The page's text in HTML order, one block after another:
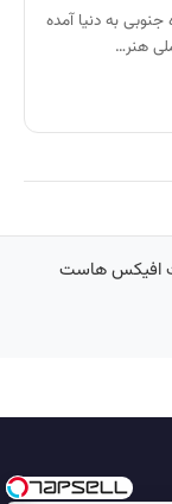
دونگ کره جنوبی به دنیا آمده
هنر…
افیکس هاست